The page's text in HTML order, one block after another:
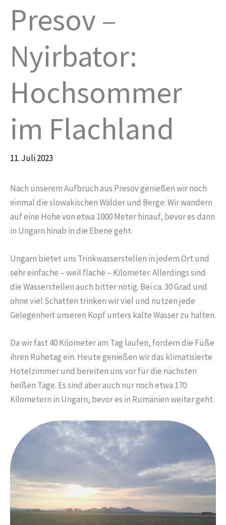
Presov –
Nyirbator:
Hochsommer
im Flachland
11. Juli 2023
Nach unserem Aufbruch aus Presov genießen wir noch
einmal die slowakischen Wälder und Berge. Wir wandern
auf eine Höhe von etwa 1000 Meter hinauf, bevor es dann
in Ungarn hinab in die Ebene geht.
Ungarn bietet uns Trinkwasserstellen in jedem Ort und
sehr einfache – weil flache – Kilometer. Allerdings sind
die Wasserstellen auch bitter nötig. Bei ca. 30 Grad und
ohne viel Schatten trinken wir viel und nutzen jede
Gelegenheit unseren Kopf unters kalte Wasser zu halten.
Da wir fast 40 Kilometer am Tag laufen, fordern die Füße
ihren Ruhetag ein. Heute genießen wir das klimatisierte
Hotelzimmer und bereiten uns vor für die nächsten
heißen Tage. Es sind aber auch nur noch etwa 170
Kilometern in Ungarn, bevor es in Rumänien weiter geht.